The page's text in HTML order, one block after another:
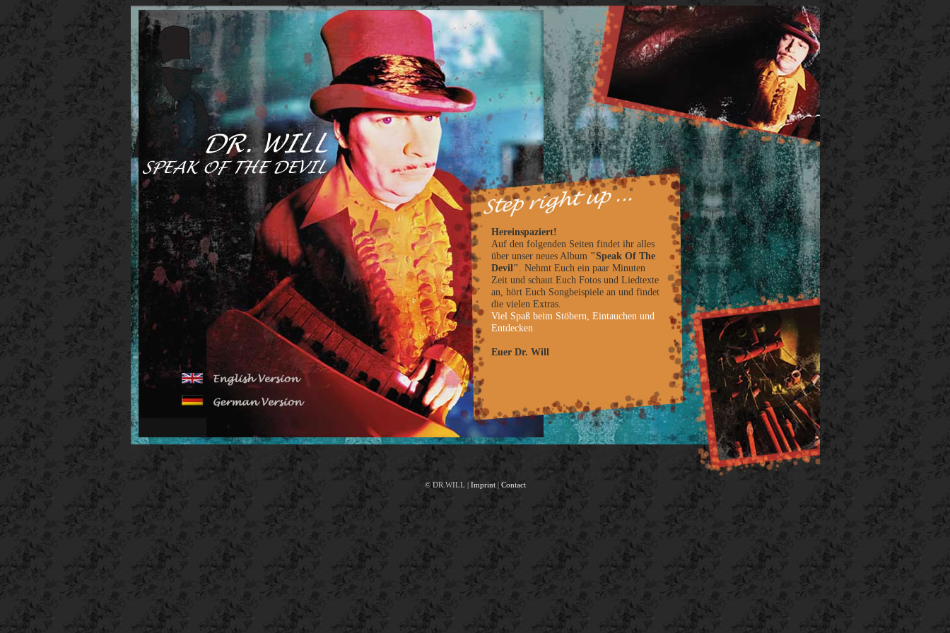
Hereinspaziert!
Auf den folgenden Seiten findet ihr alles
über unser neues Album "Speak Of The
Devil" . Nehmt Euch ein paar Minuten
Zeit und schaut Euch Fotos und Liedtexte
an, hört Euch Songbeispiele an und findet
die vielen Extras.
Viel Spaß beim Stöbern, Eintauchen und
Entdecken
Euer Dr. Will
© DR.WILL | Imprint|Contact